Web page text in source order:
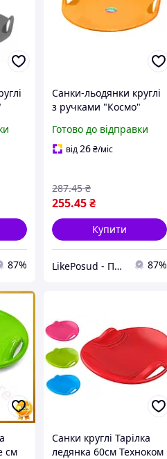
87%
Санки-льодянки круглі
з ручками "Космо"
Готово до відправки
від26₴/міс
255.45₴
287.45 ₴
Купити
LikePosud - Посуд та товари для дому і саду 87%
см
Санки круглі Тарілка
ледянка 60см Техноком